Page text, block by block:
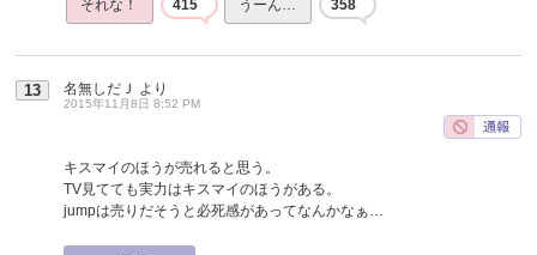
それな！ 415 うーん… 358
13 名無しだＪ より
2015年11月8日 8:52 PM
キスマイのほうが売れると思う。
TV見てても実力はキスマイのほうがある。
jumpは売りだそうと必死感があってなんかなぁ…